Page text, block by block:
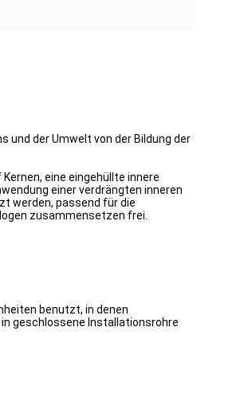
und der Umwelt von der Bildung der
eine eingehüllte innere
einer verdrängten inneren
werden, passend für die
zusammensetzen frei.
benutzt, in denen
geschlossene Installationsrohre